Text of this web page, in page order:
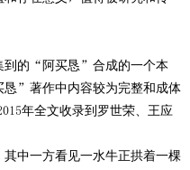
到的“阿买恳”合成的一个本
恳”著作中内容较为完整和成体
年全文收录到罗世荣、王应
中一方看见一水牛正拱着一棵